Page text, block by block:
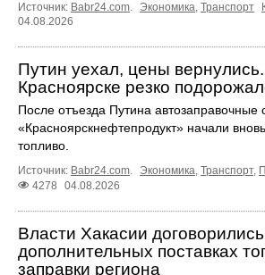
Источник: Babr24.com. Экономика, Транспорт
04.08.2026
Путин уехал, цены
Красноярске резко
После отъезда Путина автозаправочные
«Красноярскнефтепродукт» начали
топливо.
Источник: Babr24.com. Экономика, Транспорт,
4278
04.08.2026
Власти Хакасии
дополнительных поставках
заправки региона